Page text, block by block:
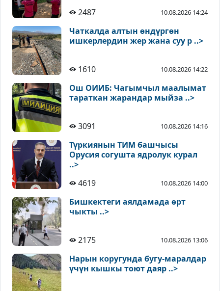
2487
10.08.2026 14:24
Чаткалда алтын өндүргөн
ишкерлердин жер жана суу р ..>
1610 10.08.2026 14:22
Ош ОИИБ: Чагымчыл маалымат
тараткан жарандар мыйза ..>
3091 10.08.2026 14:16
Түркиянын ТИМ башчысы
Орусия согушта ядролук курал
..>
4619
10.08.2026 14:00
Бишкектеги аялдамада өрт
чыкты ..>
2175 10.08.2026 13:06
Нарын коругунда бугу-маралдар
үчүн кышкы тоют даяр ..>